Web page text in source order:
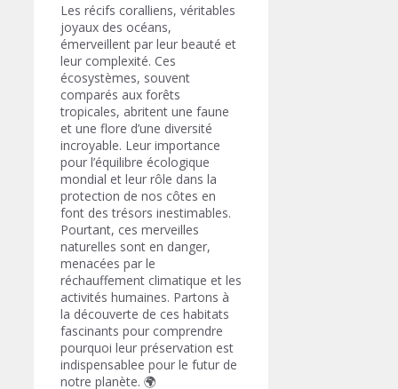
Les récifs coralliens, véritables
joyaux des océans,
émerveillent par leur beauté et
leur complexité. Ces
écosystèmes, souvent
comparés aux forêts
tropicales, abritent une faune
et une flore d’une diversité
incroyable. Leur importance
pour l’équilibre écologique
mondial et leur rôle dans la
protection de nos côtes en
font des trésors inestimables.
Pourtant, ces merveilles
naturelles sont en danger,
menacées par le
réchauffement climatique et les
activités humaines. Partons à
la découverte de ces habitats
fascinants pour comprendre
pourquoi leur préservation est
indispensablee pour le futur de
notre planète. 🌍